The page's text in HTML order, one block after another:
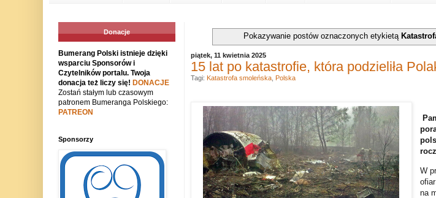
Pokazywanie postów oznaczonych etykietą
piątek, 11 kwietnia 2025
15 lat po katastrofie, która podzieliła
W
na
Tagi: Katastrofa smoleńska, Polska
Donacje
Bumerang Polski istnieje dzięki
wsparciu Sponsorów i
Czytelników portalu. Twoja
donacja też liczy się! DONACJE
Zostań stałym lub czasowym
patronem Bumeranga Polskiego:
PATREON
Sponsorzy